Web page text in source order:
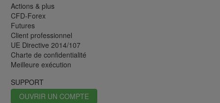
Actions & plus
CFD-Forex
Futures
Client professionnel
UE Directive 2014/107
Charte de confidentialité
Meilleure exécution
SUPPORT
OUVRIR UN COMPTE